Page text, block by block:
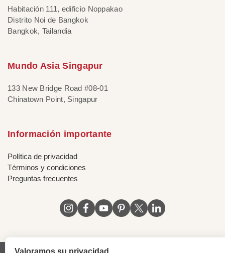
Habitación 111, edificio Noppakao
Distrito Noi de Bangkok
Bangkok, Tailandia
Mundo Asia Singapur
133 New Bridge Road #08-01
Chinatown Point, Singapur
Información importante
Política de privacidad
Términos y condiciones
Preguntas frecuentes
Valoramos su privacidad